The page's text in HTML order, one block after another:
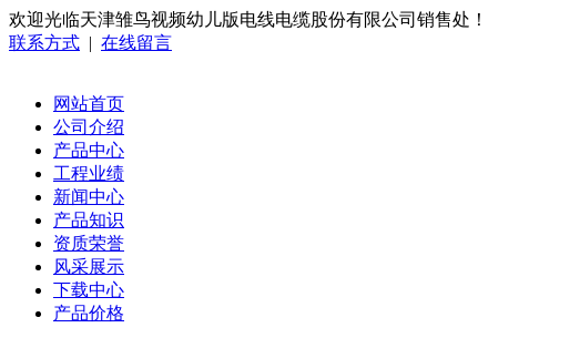
欢迎光临天津雏鸟视频幼儿版电线电缆股份有限公司销售处！
联系方式 | 在线留言
网站首页
公司介绍
产品中心
工程业绩
新闻中心
产品知识
资质荣誉
风采展示
下载中心
产品价格